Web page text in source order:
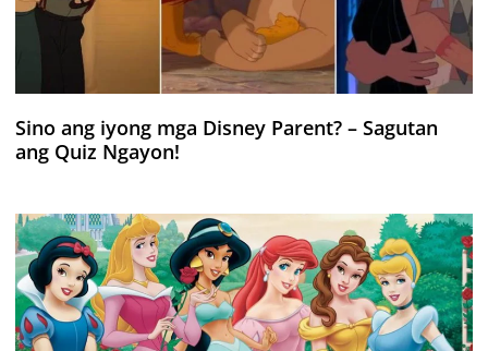
Sino ang iyong mga Disney Parent? – Sagutan
ang Quiz Ngayon!